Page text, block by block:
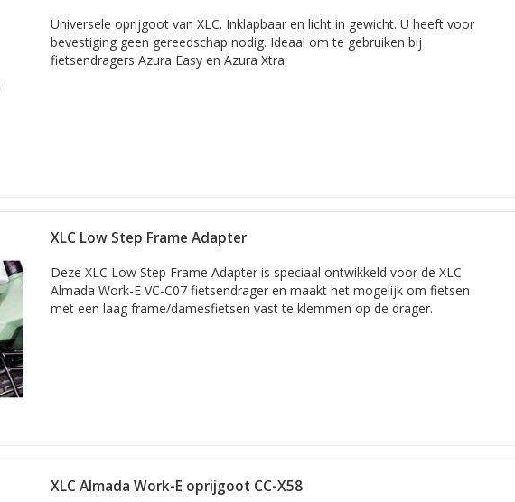
Universele oprijgoot van XLC. Inklapbaar en licht in gewicht. U heeft voor
bevestiging geen gereedschap nodig. Ideaal om te gebruiken bij
fietsendragers Azura Easy en Azura Xtra.
XLC Low Step Frame Adapter
Deze XLC Low Step Frame Adapter is speciaal ontwikkeld voor de XLC
Almada Work-E VC-C07 fietsendrager en maakt het mogelijk om fietsen
met een laag frame/damesfietsen vast te klemmen op de drager.
XLC Almada Work-E oprijgoot CC-X58